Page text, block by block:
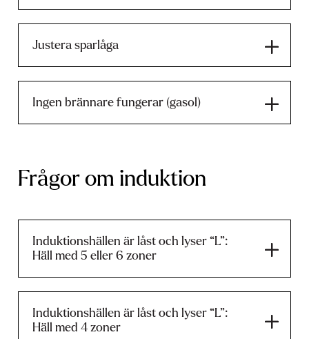
Justera sparlåga
Ingen brännare fungerar (gasol)
Frågor om induktion
Induktionshällen är låst och lyser “L”:
Häll med 5 eller 6 zoner
Induktionshällen är låst och lyser “L”:
Häll med 4 zoner